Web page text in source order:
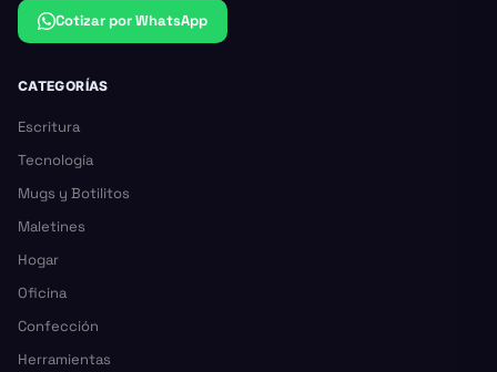
Cotizar por WhatsApp
CATEGORÍAS
Escritura
Tecnología
Mugs y Botilitos
Maletines
Hogar
Oficina
Confección
Herramientas